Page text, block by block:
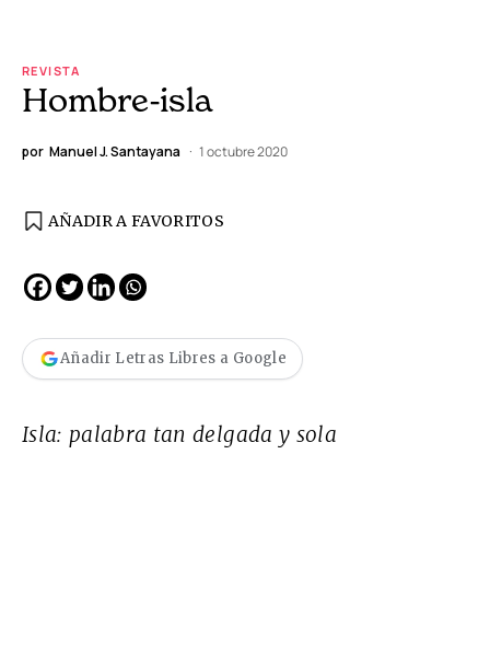
REVISTA
Hombre-isla
por Manuel J. Santayana 1 octubre 2020
AÑADIR A FAVORITOS
Añadir Letras Libres a Google
Isla: palabra tan delgada y sola